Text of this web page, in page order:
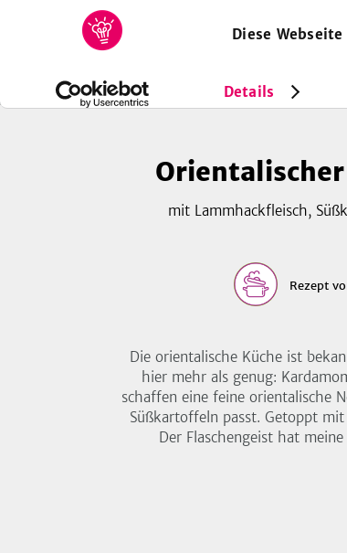
Diese
Details
REZEPTE SAMMLUNGEN MAGAZIN
Rezepte Orientalischer Lamm-Eintopf
mit Lammhackfleisch,
Rezept
Die orientalische Küche ist
hier mehr als genug:
schaffen eine feine orientalische
Süßkartoffeln passt. Getoppt
Der Flaschengeist hat